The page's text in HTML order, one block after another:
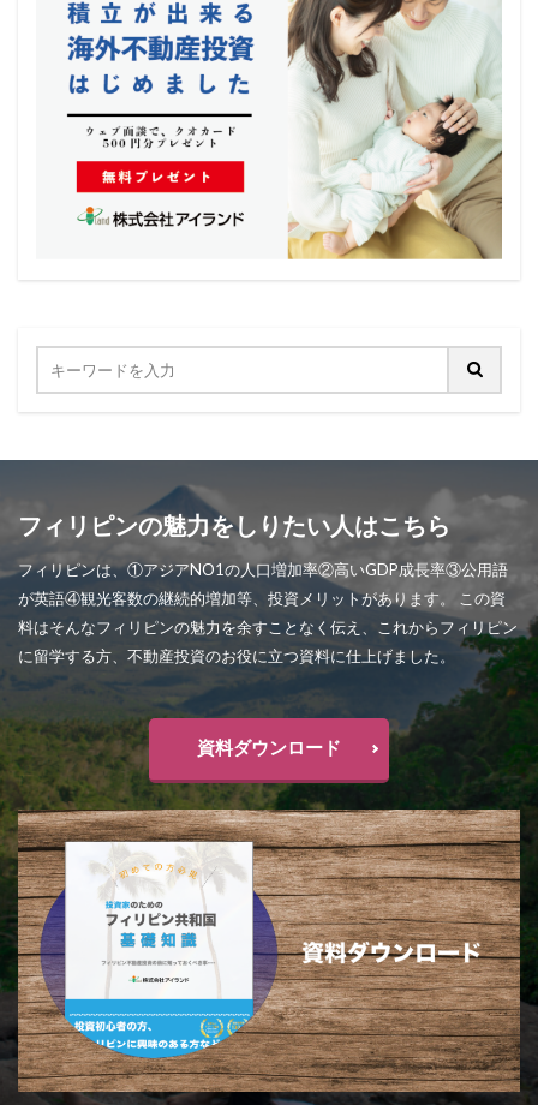
フィリピンの魅力をしりたい人はこちら
フィリピンは、①アジアNO1の人口増加率②高いGDP成長率③公用語
が英語④観光客数の継続的増加等、投資メリットがあります。 この資
料はそんなフィリピンの魅力を余すことなく伝え、これからフィリピン
に留学する方、不動産投資のお役に立つ資料に仕上げました。
資料ダウンロード